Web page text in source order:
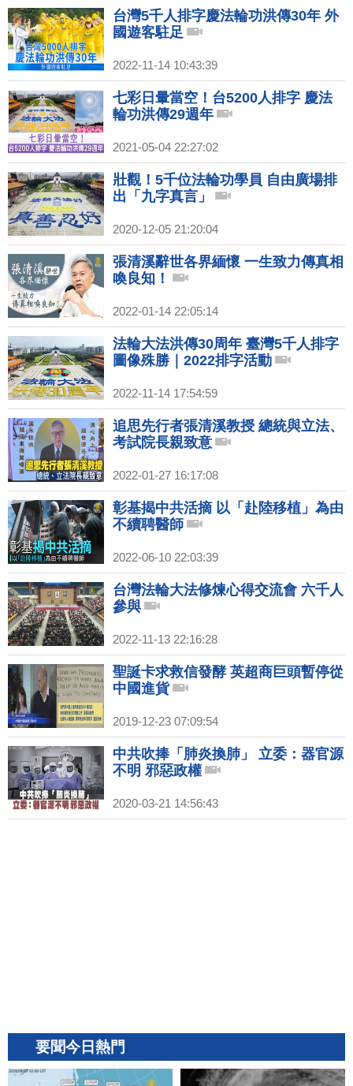
台灣5千人排字慶法輪功洪傳30年 外
國遊客駐足
2022-11-14 10:43:39
七彩日暈當空！台5200人排字 慶法
輪功洪傳29週年
2021-05-04 22:27:02
壯觀！5千位法輪功學員 自由廣場排
出「九字真言」
2020-12-05 21:20:04
張清溪辭世各界緬懷 一生致力傳真相
喚良知！
2022-01-14 22:05:14
法輪大法洪傳30周年 臺灣5千人排字
圖像殊勝｜2022排字活動
2022-11-14 17:54:59
追思先行者張清溪教授 總統與立法、
考試院長親致意
2022-01-27 16:17:08
彰基揭中共活摘 以「赴陸移植」為由
不續聘醫師
2022-06-10 22:03:39
台灣法輪大法修煉心得交流會 六千人
參與
2022-11-13 22:16:28
聖誕卡求救信發酵 英超商巨頭暫停從
中國進貨
2019-12-23 07:09:54
中共吹捧「肺炎換肺」 立委：器官源
不明 邪惡政權
2020-03-21 14:56:43
要聞今日熱門